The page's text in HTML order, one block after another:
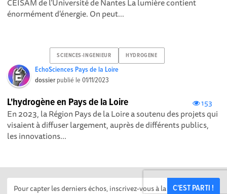
énormément d'énergie. On peut...
SCIENCES-INGENIEUR HYDROGENE
EchoSciences Pays de la Loire
dossier publié le01/11/2023
153
L'hydrogène en Pays de la Loire
En 2023, la Région Pays de la Loire a soutenu des projets qui
visaient à diffuser largement, auprès de différents publics,
les innovations...
C'EST PARTI !